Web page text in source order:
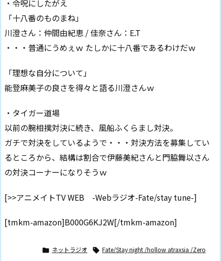
・令呪にしたがえ
「十八番のものまね」
川澄さん：仲間由紀恵 / 佳奈さん：E.T
・・・普通にうめぇｗ たしかに十八番であるわけだｗ
「理想な自分について」
能登麻美子の良さを得々と語る川澄さんｗ
・タイガー道場
以前の腕相撲対決に続き、風船ふくらまし対決。
ガチで対決をしているようで・・・対決方法を募集してい
るところから、結構は割合で伊藤美紀さんと門脇舞以さん
の対決コーナーになりそうｗ
[>>アニメイトTV WEB -Webラジオ-Fate/stay tune-]
[tmkm-amazon]B000G6KJ2W[/tmkm-amazon]
 ネットラジオ  Fate/Stay night /hollow atraxsia /Zero